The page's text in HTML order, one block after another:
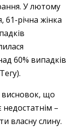
У лютому
61-річна жінка
60% випадків
висновок, що
–
власну слину.